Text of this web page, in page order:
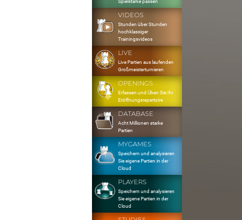
VIDEOS
Stunden über Stunden
hochklassiger
Trainingsvideos
LIVE
Live Partien aus laufenden
Großmeisterturnieren
OPENINGS
Erfassen und Üben Sie Ihr
Eröffnungsrepertoire
DATABASE
Acht Millionen starke
Partien
MYGAMES
Speichern und analysieren
Sie eigene Partien in der
Cloud
PLAYERS
Speichern und analysieren
Sie eigene Partien in der
Cloud